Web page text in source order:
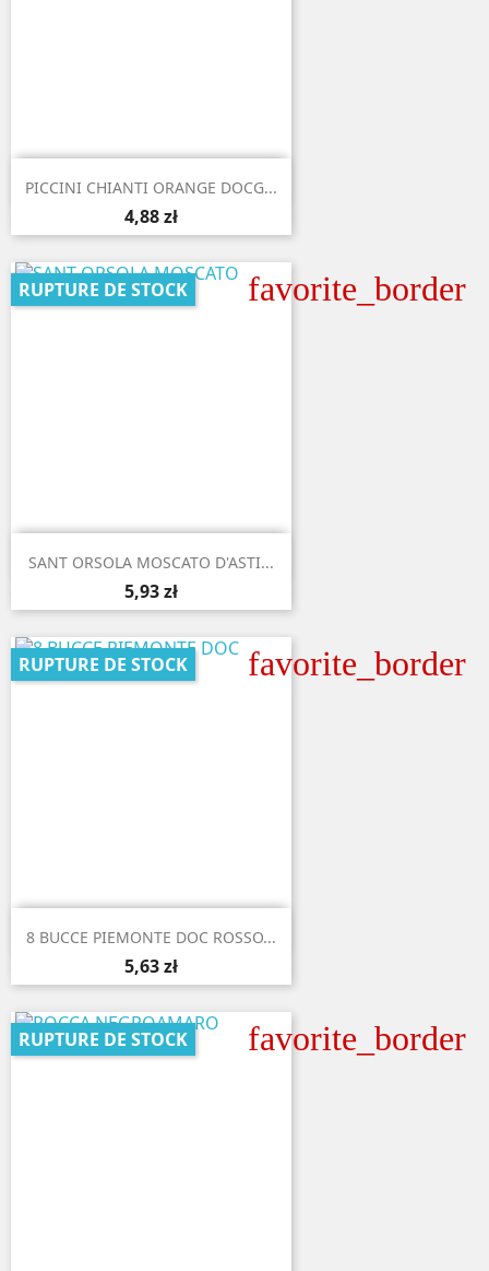
 Aperçu rapide
PICCINI CHIANTI ORANGE DOCG...
4,88 zł
favorite_border
 Aperçu rapide
SANT ORSOLA MOSCATO D'ASTI...
5,93 zł
RUPTURE DE STOCK
favorite_border
 Aperçu rapide
8 BUCCE PIEMONTE DOC ROSSO...
5,63 zł
RUPTURE DE STOCK
favorite_border
RUPTURE DE STOCK